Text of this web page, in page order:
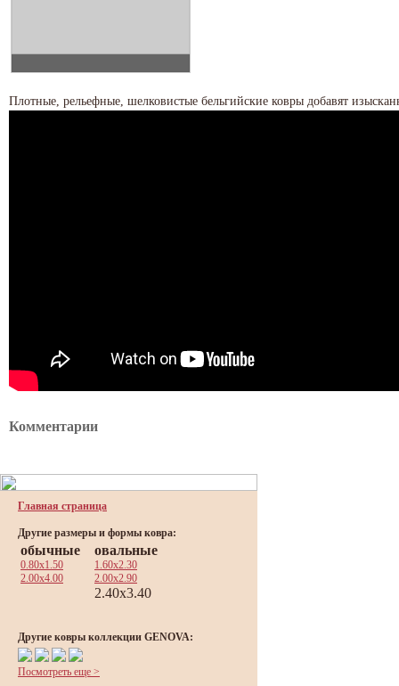
Плотные, рельефные, шелковистые бельгийские ковры добавят
Комментарии
Главная страница
Другие размеры и формы ковра:
обычные
0.80x1.50
2.00x4.00
овальные
1.60x2.30
2.00x2.90
2.40x3.40
Другие ковры коллекции GENOVA:
Посмотреть еще >